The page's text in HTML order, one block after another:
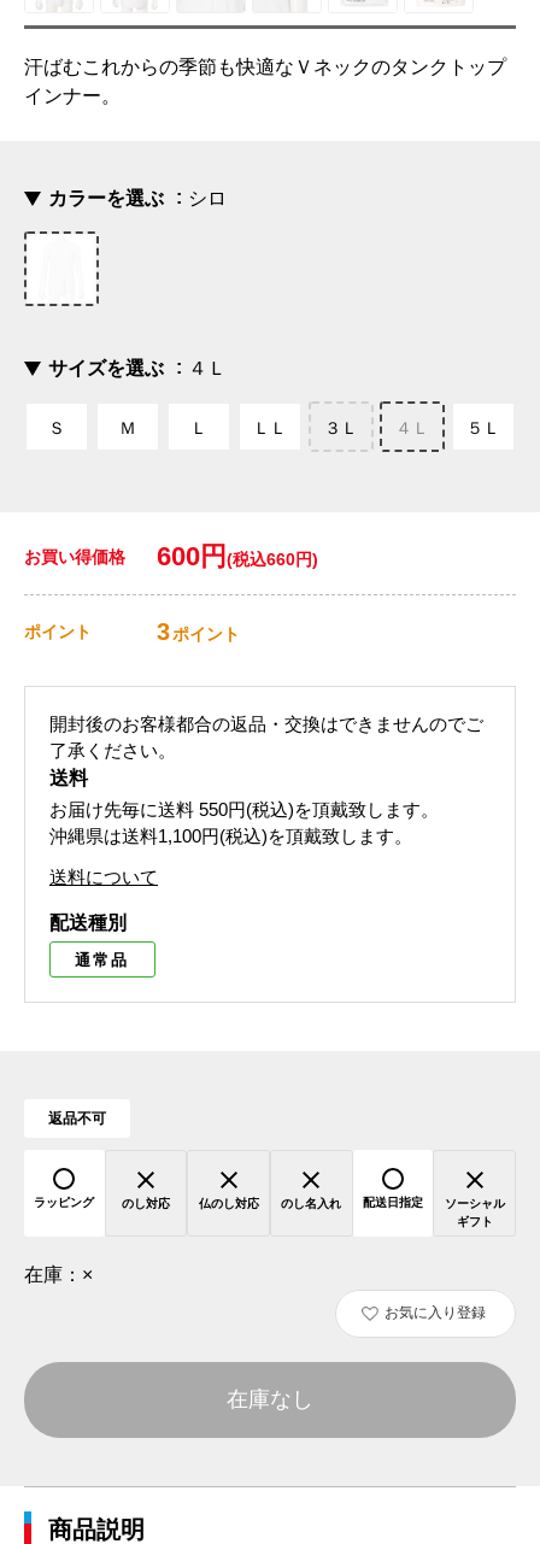
汗ばむこれからの季節も快適なＶネックのタンクトップ
インナー。
カラーを選ぶ シロ
サイズを選ぶ ４Ｌ
Ｓ Ｍ Ｌ ＬＬ ３Ｌ ４Ｌ ５Ｌ
お買い得価格 600円 (税込660円)
ポイント 3ポイント
開封後のお客様都合の返品・交換はできませんのでご
了承ください。
送料
お届け先毎に送料 550円(税込)を頂戴致します。
沖縄県は送料1,100円(税込)を頂戴致します。
送料について
配送種別
通常品
返品不可
ラッピング のし対応 仏のし対応 のし名入れ 配送日指定
ソーシャル
ギフト
在庫： ×
お気に入り登録
在庫なし
商品説明